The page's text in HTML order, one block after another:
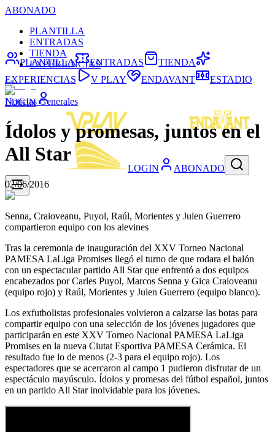
ABONADO
PLANTILLA
ENTRADAS
TIENDA
EXPERIENCIAS
LOGIN
LOGIN ABONADO
PLANTILLA ENTRADAS
TIENDA
EXPERIENCIAS
V PLAY ENDAVANT ESTADIO
Noticias Generales
Ídolos y promesas, juntos en el
All Star
02/06/2016
Senna, Craioveanu, Puyol, Raúl, Morientes y Julen Guerrero
compartieron equipo con los alevines
Tras la ceremonia de inauguración del XXV Torneo Nacional
PAMESA LaLiga Promises llegó el turno de que rodara el balón
con un espectacular partido All Star que enfrentó a dos equipos
encabezados por Carles Puyol, Marcos Senna y Gica Craioveanu
(equipo rojo) y Raúl, Morientes y Julen Guerrero (equipo blanco).
Los exfutbolistas profesionales volvieron a calzarse las botas para
compartir equipo con una selección de los jóvenes jugadores que
participarán en este XXV Torneo Nacional PAMESA LaLiga
Promises en la nueva Ciutat Esportiva PAMESA Cerámica. El
resultado fue lo de menos (2-3 para el equipo rojo). Los
espectadores que se acercaron al campo 1 pudieron disfrutar de un
espectáculo mayúsculo. Ídolos y promesas del fútbol español, juntos
en un partido All Star inolvidable para los jóvenes.